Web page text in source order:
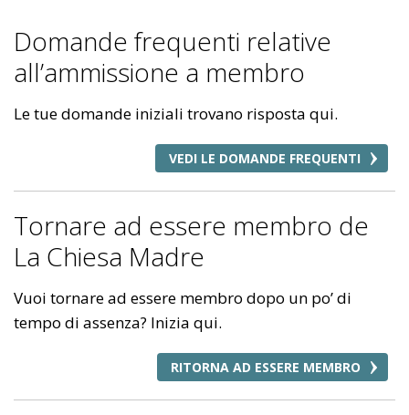
Domande frequenti relative
all’ammissione a membro
Le tue domande iniziali trovano risposta qui.
VEDI LE DOMANDE FREQUENTI
Tornare ad essere membro de
La Chiesa Madre
Vuoi tornare ad essere membro dopo un po’ di
tempo di assenza? Inizia qui.
RITORNA AD ESSERE MEMBRO